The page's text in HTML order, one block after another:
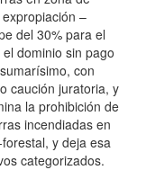
–
del 30% para el
dominio sin pago
con
caución juratoria, y
la prohibición de
incendiadas en
y deja esa
categorizados.